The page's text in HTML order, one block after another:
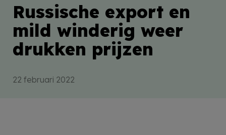
Russische export en
mild winderig weer
drukken prijzen
22 februari 2022